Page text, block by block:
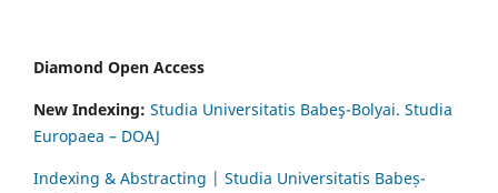
Diamond Open Access
New Indexing: Studia Universitatis Babeş-Bolyai. Studia
Europaea – DOAJ
Indexing & Abstracting | Studia Universitatis Babeș-